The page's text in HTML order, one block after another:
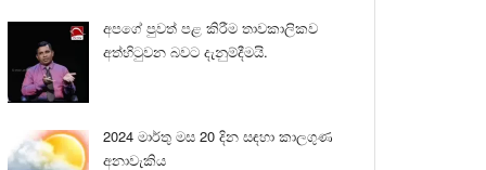
අපගේ පුවත් පළ කිරීම තාවකාලිකව
අත්හිටුවන බවට දැනුම්දීමයි.
2024 මාර්තු මස 20 දින සඳහා කාලගුණ
අනාවැකිය